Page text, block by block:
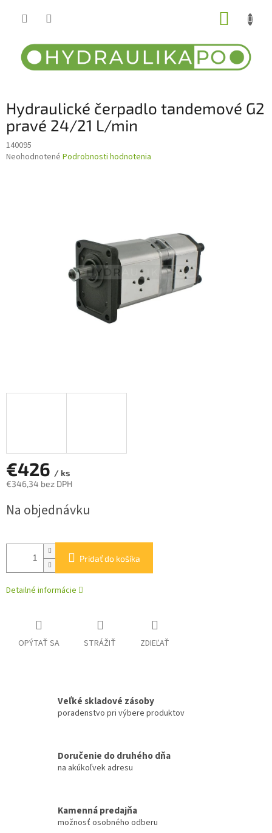
Hydraulické čerpadlo tandemové G2
pravé 24/21 L/min
140095
Priemerné
Neohodnotené Podrobnosti hodnotenia
€426 / ks
€346,34 bez DPH
cena:
Na objednávku
Pridať do košíka
Detailné informácie
OPÝTAŤ SA STRÁŽIŤ ZDIEĽAŤ
Veľké skladové zásoby
poradenstvo pri výbere produktov
Doručenie do druhého dňa
na akúkoľvek adresu
Kamenná predajňa
možnosť osobného odberu